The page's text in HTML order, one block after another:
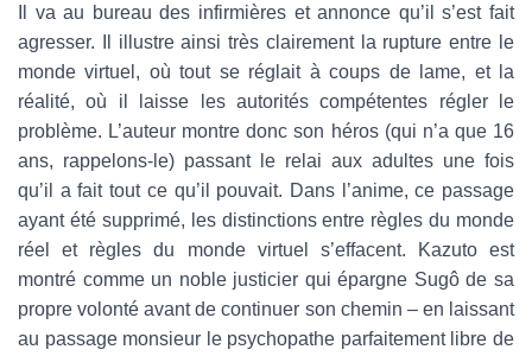
Il va au bureau des infirmières et annonce qu’il s’est fait
agresser. Il illustre ainsi très clairement la rupture entre le
monde virtuel, où tout se réglait à coups de lame, et la
réalité, où il laisse les autorités compétentes régler le
problème. L’auteur montre donc son héros (qui n’a que 16
ans, rappelons-le) passant le relai aux adultes une fois
qu’il a fait tout ce qu’il pouvait. Dans l’anime, ce passage
ayant été supprimé, les distinctions entre règles du monde
réel et règles du monde virtuel s’effacent. Kazuto est
montré comme un noble justicier qui épargne Sugô de sa
propre volonté avant de continuer son chemin – en laissant
au passage monsieur le psychopathe parfaitement libre de